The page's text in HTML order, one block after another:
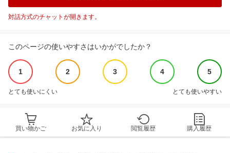
対話方式のチャットが開きます。
このページの使いやすさはいかがでしたか？
1 2 3 4 5
とても使いにくい とても使いやすい
買い物かご お気に入り 閲覧履歴 購入履歴